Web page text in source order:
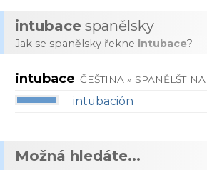
intubace spanělsky
Jak se spanělsky řekne intubace?
intubace ČEŠTINA » SPANĚLŠTINA
intubación
Možná hledáte...